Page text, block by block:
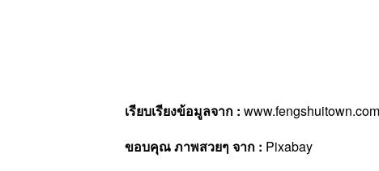
เรียบเรียงข้อมูลจาก :
ขอบคุณ ภาพสวยๆ จาก : Pixabay